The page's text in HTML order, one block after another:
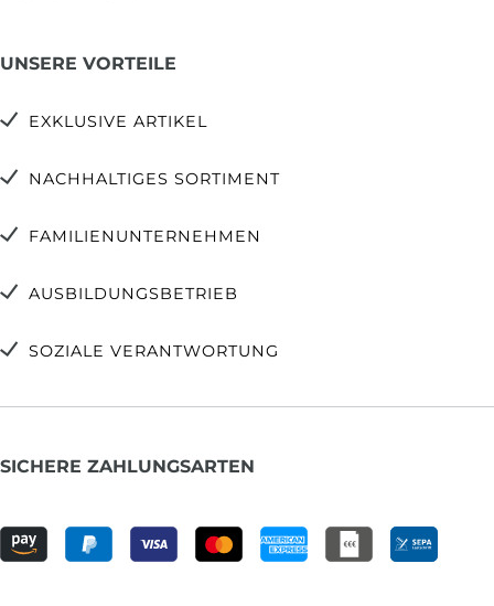
UNSERE VORTEILE
EXKLUSIVE ARTIKEL
NACHHALTIGES SORTIMENT
FAMILIENUNTERNEHMEN
AUSBILDUNGSBETRIEB
SOZIALE VERANTWORTUNG
SICHERE ZAHLUNGSARTEN